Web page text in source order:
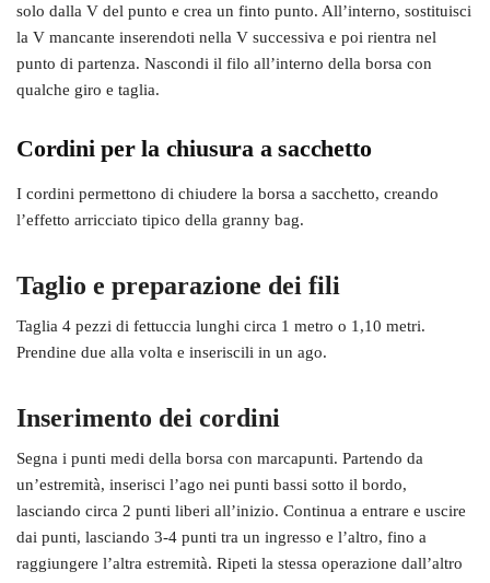
solo dalla V del punto e crea un finto punto. All’interno, sostituisci
la V mancante inserendoti nella V successiva e poi rientra nel
punto di partenza. Nascondi il filo all’interno della borsa con
qualche giro e taglia.
Cordini per la chiusura a sacchetto
I cordini permettono di chiudere la borsa a sacchetto, creando
l’effetto arricciato tipico della granny bag.
Taglio e preparazione dei fili
Taglia 4 pezzi di fettuccia lunghi circa 1 metro o 1,10 metri.
Prendine due alla volta e inseriscili in un ago.
Inserimento dei cordini
Segna i punti medi della borsa con marcapunti. Partendo da
un’estremità, inserisci l’ago nei punti bassi sotto il bordo,
lasciando circa 2 punti liberi all’inizio. Continua a entrare e uscire
dai punti, lasciando 3-4 punti tra un ingresso e l’altro, fino a
raggiungere l’altra estremità. Ripeti la stessa operazione dall’altro